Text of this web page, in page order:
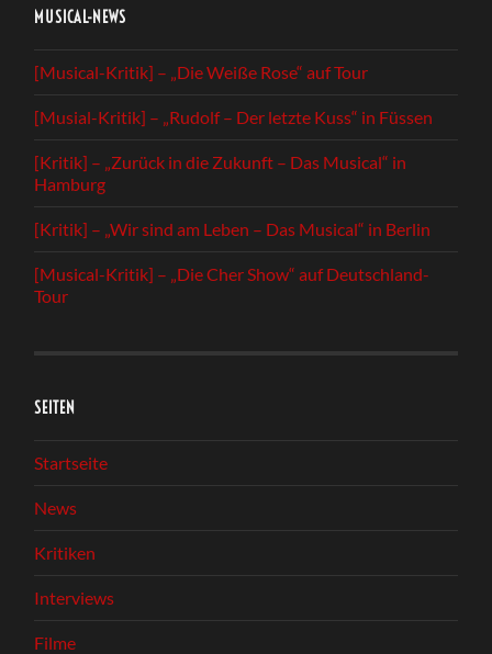
MUSICAL-NEWS
[Musical-Kritik] – „Die Weiße Rose“ auf Tour
[Musial-Kritik] – „Rudolf – Der letzte Kuss“ in Füssen
[Kritik] – „Zurück in die Zukunft – Das Musical“ in
Hamburg
[Kritik] – „Wir sind am Leben – Das Musical“ in Berlin
[Musical-Kritik] – „Die Cher Show“ auf Deutschland-
Tour
SEITEN
Startseite
News
Kritiken
Interviews
Filme